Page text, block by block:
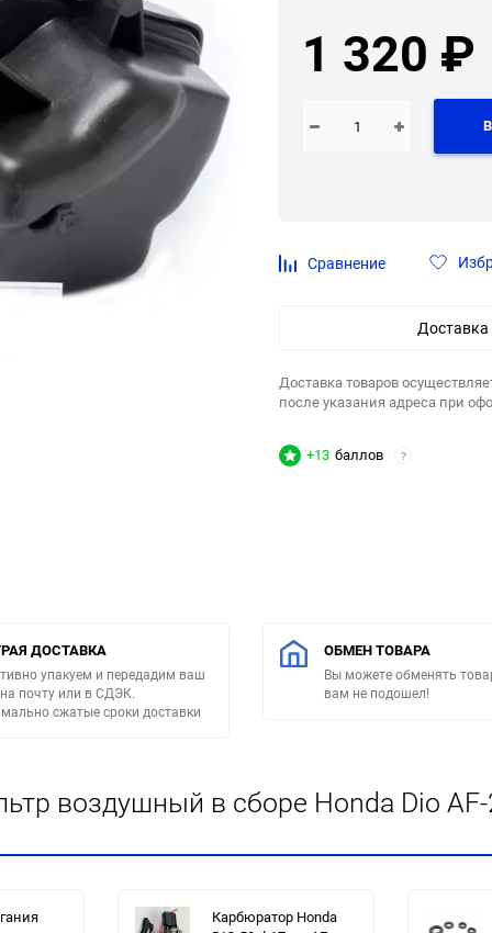
1 320 ₽
Сравнение
Доставка
Доставка товаров
после указания адреса при
+13 баллов ?
ДОСТАВКА
упакуем и передадим ваш
почту или в СДЭК.
сжатые сроки доставки
ОБМЕН ТОВАРА
Вы можете обменять
вам не подошел!
воздушный в сборе Honda Dio
Карбюратор Honda